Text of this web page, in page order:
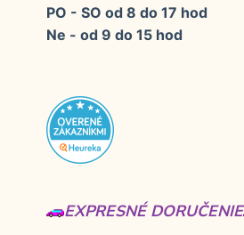
PO - SO od 8 do 17 hod
Ne - od 9 do 15 hod
EXPRESNÉ DORUČENIE